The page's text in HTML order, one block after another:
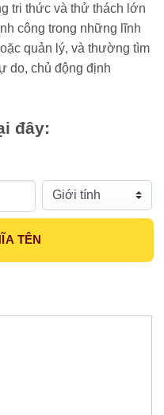
tri thức và thử thách lớn
công trong những lĩnh
quản lý, và thường tìm
do, chủ động định
đây:
TÊN